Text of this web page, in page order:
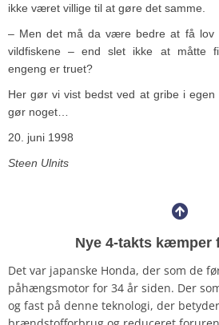
ikke været villige til at gøre det samme.
– Men det må da være bedre at få lov
vildfiskene – end slet ikke at måtte
engeng er truet?
Her gør vi vist bedst ved at gribe i
gør noget…
20. juni 1998
Steen Ulnits
Nye 4-takts kæmper
Det var japanske Honda, der som de
påhængsmotor for 34 år siden. Der
og fast på denne teknologi, der